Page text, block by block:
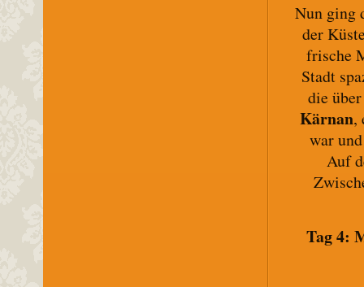
Nun ging
der
frische
Stadt
die
Kärnan,
war
Auf
Tag 4: